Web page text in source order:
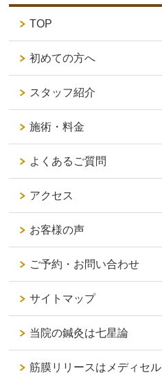
TOP
初めての方へ
スタッフ紹介
施術・料金
よくあるご質問
アクセス
お客様の声
ご予約・お問い合わせ
サイトマップ
当院の鍼灸は七星論
筋膜リリースはメディセル